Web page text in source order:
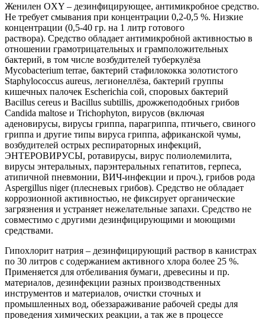
Женилен OXY – дезинфицирующее, антимикробное средство.
Не требует смывания при концентрации 0,2-0,5 %. Низкие
концентрации (0,5-40 гр. на 1 литр готового
раствора). Средство обладает антимикробной активностью в
отношении грамотрицательных и грамположительных
бактерий, в том числе возбудителей туберкулёза
Mycobacterium terrae, бактерий стафилококка золотистого
Staphylococcus aureus, легионеллёза, бактерий группы
кишечных палочек Escherichia сой, споровых бактерий
Bacillus cereus и Bacillus subtillis, дрожжеподобных грибов
Candida maltose и Trichophyton, вирусов (включая
аденовирусы, вирусы гриппа, парагриппа, птичьего, свиного
гриппа и другие типы вируса гриппа, африканской чумы,
возбудителей острых респираторных инфекций,
ЭНТЕРОВИРУСЫ, ротавирусы, вирус полиолемилита,
вирусы энтеральных, парэнтеральных гепатитов, герпеса,
атипичной пневмонии, ВИЧ-инфекции и проч.), грибов рода
Aspergillus niger (плесневых грибов). Средство не обладает
коррозионной активностью, не фиксирует органические
загрязнения и устраняет нежелательные запахи. Средство не
совместимо с другими дезинфицирующими и моющими
средствами.
Гипохлорит натрия – дезинфицирующий раствор в канистрах
по 30 литров с содержанием активного хлора более 25 %.
Применяется для отбеливания бумаги, древесины и пр.
материалов, дезинфекции разных производственных
инструментов и материалов, очистки сточных и
промышленных вод, обеззараживание рабочей среды для
проведения химических реакции, а так же в процессе